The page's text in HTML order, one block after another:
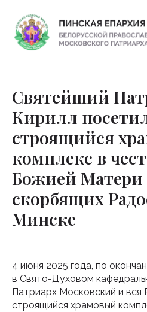
Святейший
Кирилл
строящийся
комплекс в
Божией Матери
скорбящих
Минске
4 июня 2025 года, по
в Свято-Духовом
Патриарх Московский и вся
строящийся храмовый